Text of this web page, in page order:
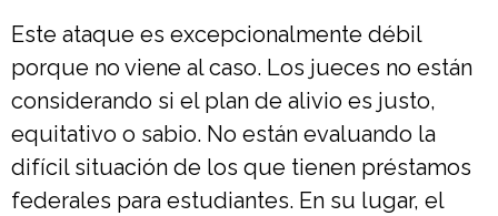
Este ataque es excepcionalmente débil
porque no viene al caso. Los jueces no están
considerando si el plan de alivio es justo,
equitativo o sabio. No están evaluando la
difícil situación de los que tienen préstamos
federales para estudiantes. En su lugar, el